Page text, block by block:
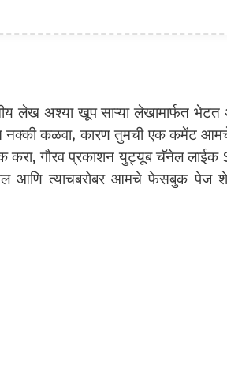
लेख अश्या खूप साऱ्या लेखामार्फत भेटत
कळवा, कारण तुमची एक कमेंट आमचे
गौरव प्रकाशन युट्यूब चॅनेल
आणि त्याचबरोबर आमचे फेसबुक पेज